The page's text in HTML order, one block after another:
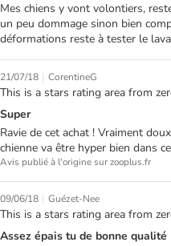
Mes chiens y vont volontiers,
un peu dommage sinon bien
déformations reste à tester le
21/07/18 | CorentineG
This is a stars rating area from
Super
Ravie de cet achat ! Vraiment
chienne va être hyper bien dans
Avis publié à l'origine sur zooplus.fr
09/06/18 | Guézet-Nee
This is a stars rating area from
Assez épais tu de bonne qualité